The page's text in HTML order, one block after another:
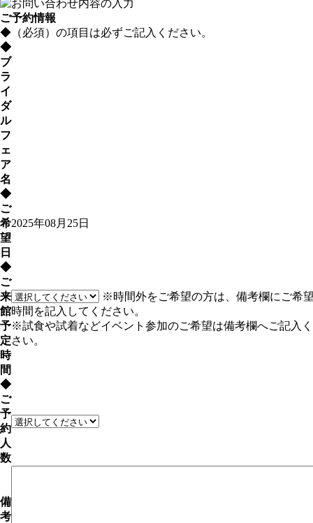
ご予約情報
◆ （必須）の項目は必ずご記入ください。
◆
ブ
ラ
イ
ダ
ル
フ
ェ
ア
名
◆
ご
希
望
日
2025年08月25日
◆
ご
来
館
予
定
時
間
※時間外をご希望の方は、備考欄にご希
時間を記入してください。
※試食や試着などイベント参加のご希望は備考欄へご記入
さい。
◆
ご
予
約
人
数
備
考